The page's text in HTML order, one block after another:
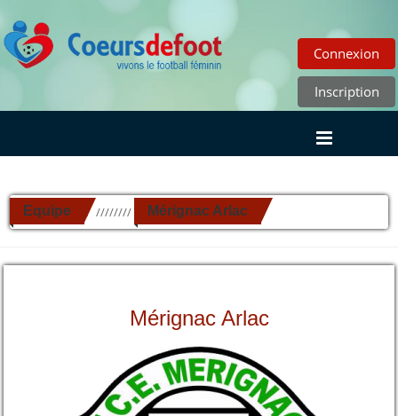
Connexion
Inscription
Equipe ////////// Mérignac Arlac
Mérignac Arlac